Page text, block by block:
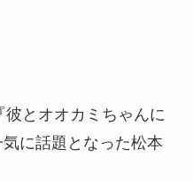
とオオカミちゃんに
に話題となった松本